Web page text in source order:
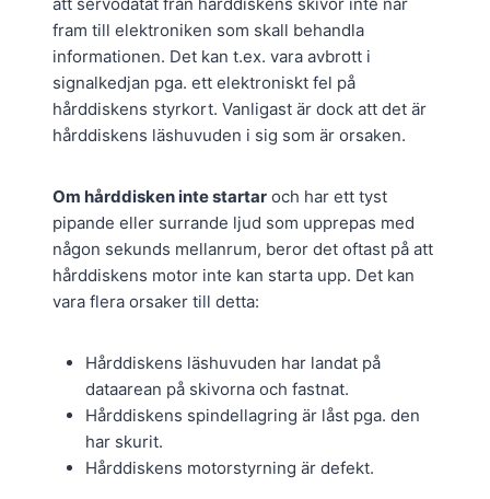
fram till elektroniken som skall behandla
informationen. Det kan t.ex. vara avbrott i
signalkedjan pga. ett elektroniskt fel på
hårddiskens styrkort. Vanligast är dock att det är
hårddiskens läshuvuden i sig som är orsaken.
Om hårddisken inte startar och har ett tyst
pipande eller surrande ljud som upprepas med
någon sekunds mellanrum, beror det oftast på att
hårddiskens motor inte kan starta upp. Det kan
vara flera orsaker till detta:
Hårddiskens läshuvuden har landat på
dataarean på skivorna och fastnat.
Hårddiskens spindellagring är låst pga. den
har skurit.
Hårddiskens motorstyrning är defekt.